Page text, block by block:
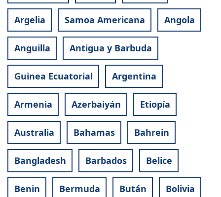
Argelia Samoa Americana Angola
Anguilla Antigua y Barbuda
Guinea Ecuatorial Argentina
Armenia Azerbaiyán Etiopía
Australia Bahamas Bahrein
Bangladesh Barbados Belice
Benin Bermuda Bután Bolivia